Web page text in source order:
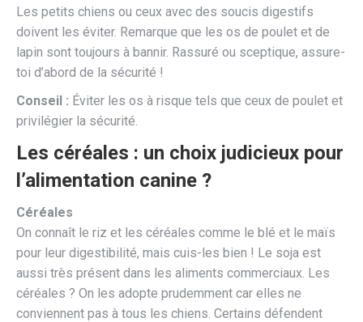
Les petits chiens ou ceux avec des soucis digestifs
doivent les éviter. Remarque que les os de poulet et de
lapin sont toujours à bannir. Rassuré ou sceptique, assure-
toi d’abord de la sécurité !
Conseil : Éviter les os à risque tels que ceux de poulet et
privilégier la sécurité.
Les céréales : un choix judicieux pour
l’alimentation canine ?
Céréales
On connaît le riz et les céréales comme le blé et le maïs
pour leur digestibilité, mais cuis-les bien ! Le soja est
aussi très présent dans les aliments commerciaux. Les
céréales ? On les adopte prudemment car elles ne
conviennent pas à tous les chiens. Certains défendent